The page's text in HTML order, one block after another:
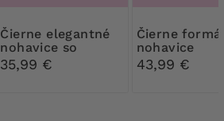
Čierne elegantné
nohavice so
sedlom
35,99 €
Čierne formálne
nohavice
43,99 €